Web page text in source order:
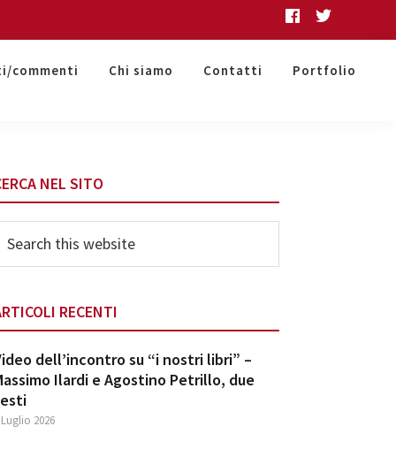
commenti Chi siamo Contatti Portfolio
NEL SITO
this
RECENTI
dell’incontro su “i nostri libri” –
Ilardi e Agostino Petrillo, due
2026